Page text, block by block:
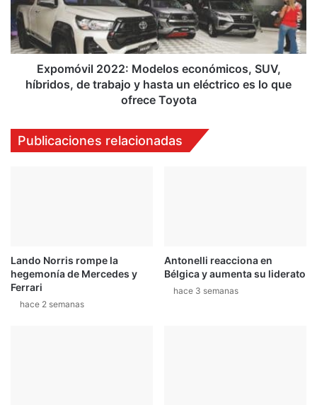
híbridos,
de
trabajo
y
que
ofrece
Expomóvil 2022: Modelos económicos, SUV,
híbridos, de trabajo y hasta un eléctrico es lo que
ofrece Toyota
Publicaciones relacionadas
Lando Norris rompe la
hegemonía de Mercedes y
Ferrari
hace 2 semanas
Antonelli reacciona en
Bélgica y aumenta su liderato
hace 3 semanas